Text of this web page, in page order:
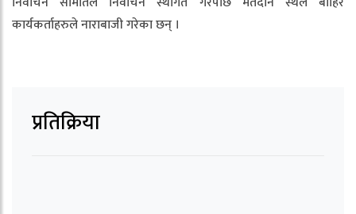
कार्यकर्ताहरुले नाराबाजी गरेका छन् ।
प्रतिक्रिया